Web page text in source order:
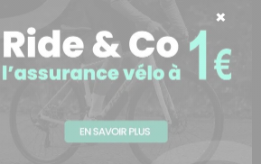
Nos magasins
Montpellier Lattes
Toulouse Labège
Besoin d'aide ?